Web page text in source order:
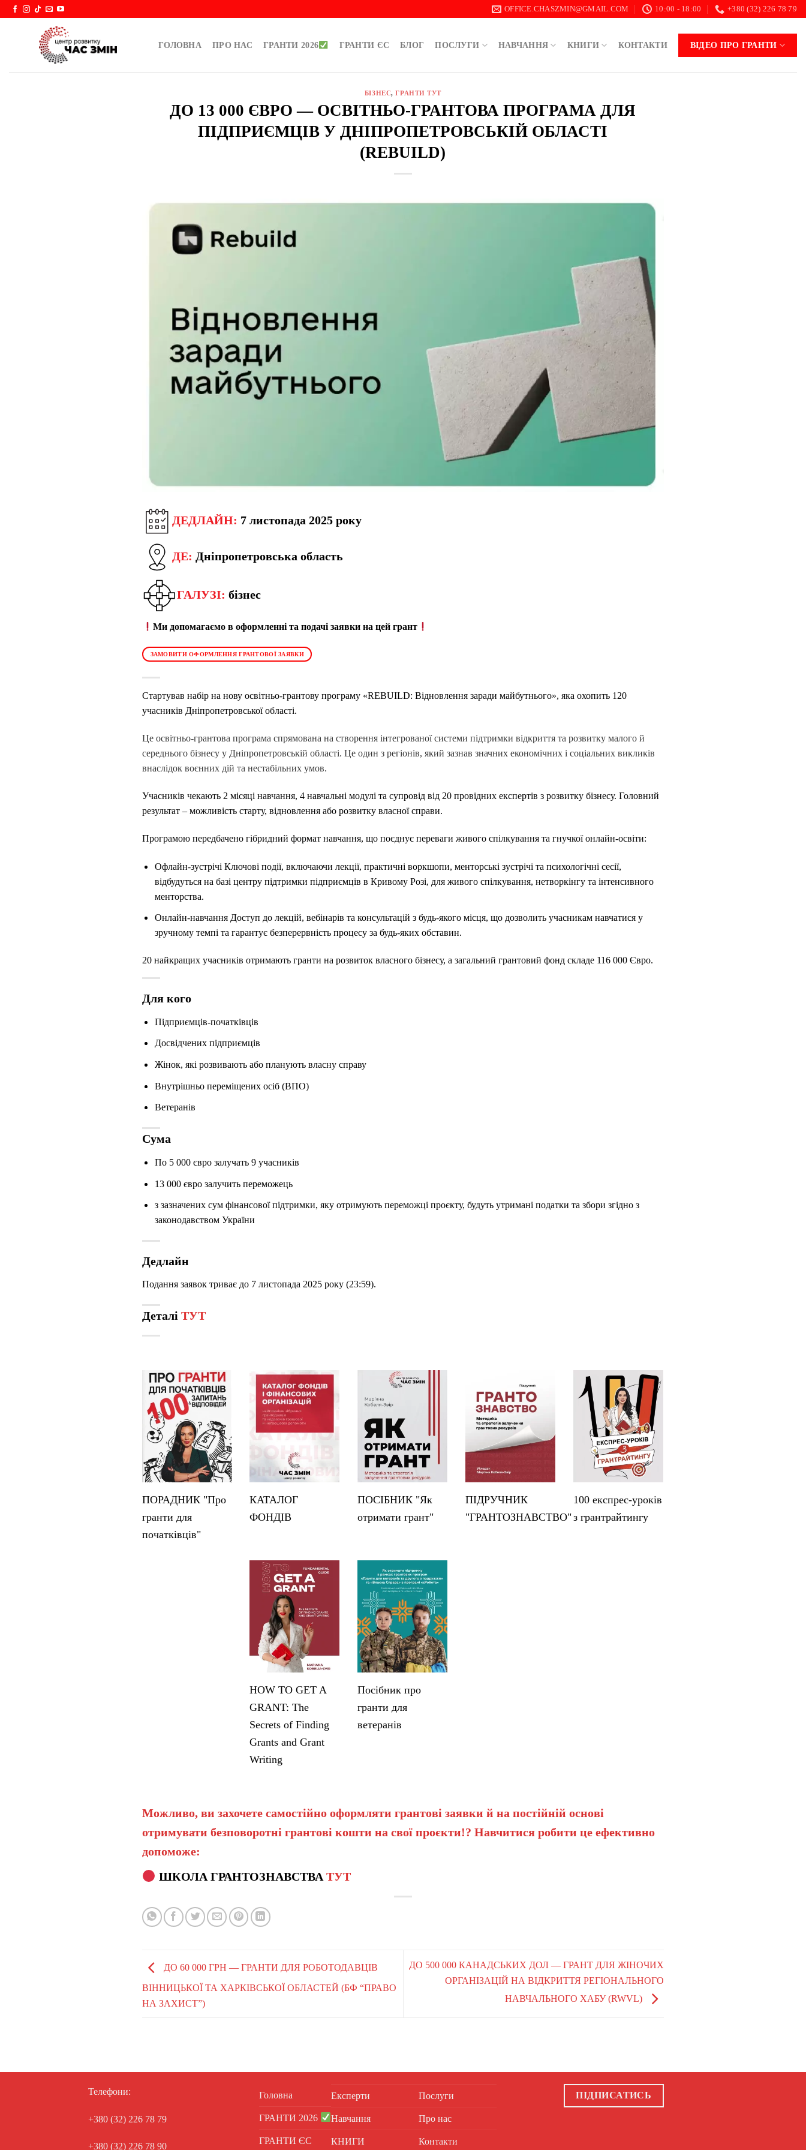
Skip
OFFICE.CHASZMIN@GMAIL.COM 10:00 - 18:00 +380 (32) 226 78 79
ГОЛОВНА ПРО НАС ГРАНТИ 2026 ГРАНТИ ЄС БЛОГ ПОСЛУГИ НАВЧАННЯ КНИГИ КОНТАКТИ ВІДЕО ПРО ГРАНТИ
БІЗНЕС,ГРАНТИ ТУТ
ДО 13 000 ЄВРО — ОСВІТНЬО-ГРАНТОВА ПРОГРАМА ДЛЯ
ПІДПРИЄМЦІВ У ДНІПРОПЕТРОВСЬКІЙ ОБЛАСТІ
(REBUILD)
ДЕДЛАЙН: 7 листопада 2025 року
ДЕ: Дніпропетровська область
ГАЛУЗІ: бізнес
Ми допомагаємо в оформленні та подачі заявки на цей грант
ЗАМОВИТИ ОФОРМЛЕННЯ ГРАНТОВОЇ ЗАЯВКИ
Стартував набір на нову освітньо-грантову програму «REBUILD: Відновлення заради майбутнього», яка охопить 120
учасників Дніпропетровської області.
Це освітньо-грантова програма спрямована на створення інтегрованої системи підтримки відкриття та розвитку малого й
середнього бізнесу у Дніпропетровській області. Це один з регіонів, який зазнав значних економічних і соціальних викликів
внаслідок воєнних дій та нестабільних умов.
Учасників чекають 2 місяці навчання, 4 навчальні модулі та супровід від 20 провідних експертів з розвитку бізнесу. Головний
результат – можливість старту, відновлення або розвитку власної справи.
Програмою передбачено гібридний формат навчання, що поєднує переваги живого спілкування та гнучкої онлайн-освіти:
Офлайн-зустрічі Ключові події, включаючи лекції, практичні воркшопи, менторські зустрічі та психологічні сесії,
відбудуться на базі центру підтримки підприємців в Кривому Розі, для живого спілкування, нетворкінгу та інтенсивного
менторства.
Онлайн-навчання Доступ до лекцій, вебінарів та консультацій з будь-якого місця, що дозволить учасникам навчатися у
зручному темпі та гарантує безперервність процесу за будь-яких обставин.
20 найкращих учасників отримають гранти на розвиток власного бізнесу, а загальний грантовий фонд складе 116 000 Євро.
Для кого
Підприємців-початківців
Досвідчених підприємців
Жінок, які розвивають або планують власну справу
Внутрішньо переміщених осіб (ВПО)
Ветеранів
Сума
По 5 000 євро залучать 9 учасників
13 000 євро залучить переможець
з зазначених сум фінансової підтримки, яку отримують переможці проєкту, будуть утримані податки та збори згідно з
законодавством України
Дедлайн
Подання заявок триває до 7 листопада 2025 року (23:59).
Деталі ТУТ
ПОРАДНИК "Про
гранти для
початківців"
КАТАЛОГ
ФОНДІВ
ПОСІБНИК "Як
отримати грант"
ПІДРУЧНИК
"ГРАНТОЗНАВСТВО"
100 експрес-уроків
з грантрайтингу
HOW TO GET A
GRANT: The
Secrets of Finding
Grants and Grant
Writing
Посібник про
гранти для
ветеранів
Можливо, ви захочете самостійно оформляти грантові заявки й на постійній основі
отримувати безповоротні грантові кошти на свої проєкти!? Навчитися робити це ефективно
допоможе:
ШКОЛА ГРАНТОЗНАВСТВА ТУТ
ДО 60 000 ГРН — ГРАНТИ ДЛЯ РОБОТОДАВЦІВ
ВІННИЦЬКОЇ ТА ХАРКІВСЬКОЇ ОБЛАСТЕЙ (БФ “ПРАВО
НА ЗАХИСТ”)
ДО 500 000 КАНАДСЬКИХ ДОЛ — ГРАНТ ДЛЯ ЖІНОЧИХ
ОРГАНІЗАЦІЙ НА ВІДКРИТТЯ РЕГІОНАЛЬНОГО
НАВЧАЛЬНОГО ХАБУ (RWVL)
Телефони:
+380 (32) 226 78 79
+380 (32) 226 78 90
Головна
ГРАНТИ 2026
ГРАНТИ ЄС
Експерти
Навчання
КНИГИ
Послуги
Про нас
Контакти
ПІДПИСАТИСЬ